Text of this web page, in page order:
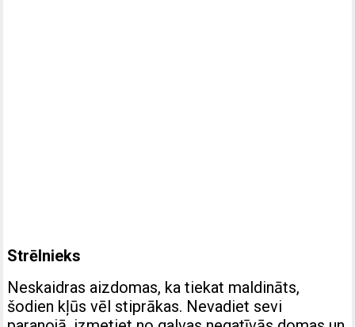
Strēlnieks
Neskaidras aizdomas, ka tiekat maldināts,
šodien kļūs vēl stiprākas. Nevadiet sevi